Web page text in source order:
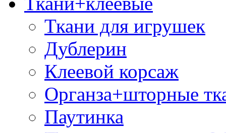
Ткани для игрушек
Дублерин
Клеевой корсаж
Органза+шторные
Паутинка